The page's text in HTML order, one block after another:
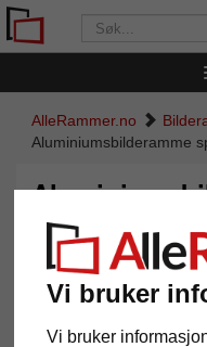
Vi bruker
Vi bruker
AlleRammer.no
Aluminiumsbilderamme